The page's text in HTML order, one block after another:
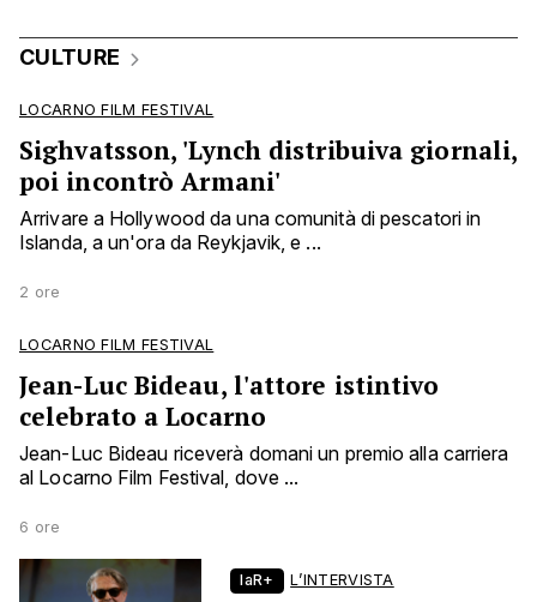
CULTURE
LOCARNO FILM FESTIVAL
Sighvatsson, 'Lynch distribuiva giornali,
poi incontrò Armani'
Arrivare a Hollywood da una comunità di pescatori in
Islanda, a un'ora da Reykjavik, e ...
2 ore
LOCARNO FILM FESTIVAL
Jean-Luc Bideau, l'attore istintivo
celebrato a Locarno
Jean-Luc Bideau riceverà domani un premio alla carriera
al Locarno Film Festival, dove ...
6 ore
laR+ L’INTERVISTA